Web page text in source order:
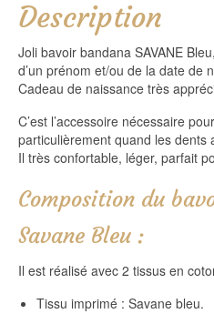
Description
Joli bavoir bandana SAVANE
d’un prénom et/ou de la date de
Cadeau de naissance très
C’est l’accessoire nécessaire
particulièrement quand les dents
Il très confortable, léger, parfait
Composition du
Savane Bleu :
Il est réalisé avec 2 tissus en
Tissu imprimé : Savane bleu.